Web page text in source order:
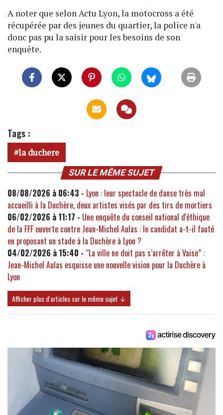
A noter que selon Actu Lyon, la motocross a été
récupérée par des jeunes du quartier, la police n'a
donc pas pu la saisir pour les besoins de son
enquête.
Tags :
la duchere
SUR LE MÊME SUJET
08/08/2026 à 06:43 - Lyon : leur spectacle de danse très mal
accueilli à la Duchère, deux artistes visés par des tirs de mortiers
06/02/2026 à 11:17 - Une enquête du conseil national d'éthique
de la FFF ouverte contre Jean-Michel Aulas : le candidat a-t-il fauté
en proposant un stade à la Duchère à Lyon ?
04/02/2026 à 15:40 - “La ville ne doit pas s’arrêter à Vaise” :
Jean-Michel Aulas esquisse une nouvelle vision pour la Duchère à
Lyon
Afficher plus d'articles sur le même sujet ↓